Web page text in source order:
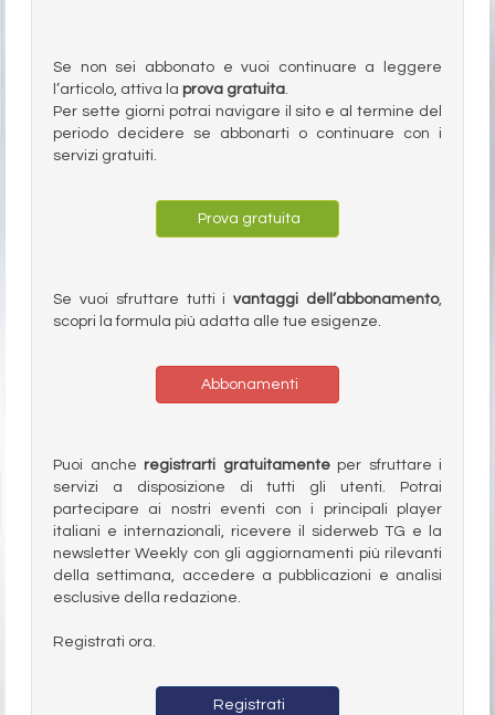
Se non sei abbonato e vuoi continuare a leggere
l’articolo, attiva la prova gratuita.
Per sette giorni potrai navigare il sito e al termine del
periodo decidere se abbonarti o continuare con i
servizi gratuiti.
Prova gratuita
Se vuoi sfruttare tutti ivantaggi dell’abbonamento,
scopri la formula più adatta alle tue esigenze.
Abbonamenti
Puoi anche registrarti gratuitamenteper sfruttare i
servizi a disposizione di tutti gli utenti. Potrai
partecipare ai nostri eventi con i principali player
italiani e internazionali, ricevere il siderweb TG e la
newsletter Weekly con gli aggiornamenti più rilevanti
della settimana, accedere a pubblicazioni e analisi
esclusive della redazione.
Registrati ora.
Registrati